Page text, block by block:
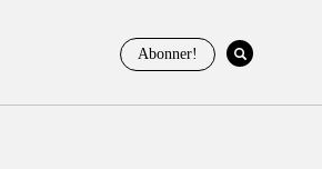
Abonner!